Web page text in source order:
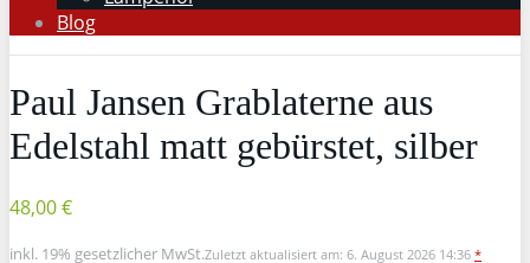
Blog
Paul Jansen Grablaterne aus
Edelstahl matt gebürstet, silber
48,00 €
inkl. 19% gesetzlicher MwSt.Zuletzt aktualisiert am: 6. August 2026 14:36 *